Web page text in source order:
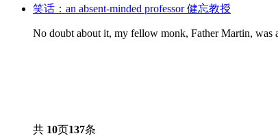
笑话：an absent-minded professor 健忘教授
No doubt about it, my fellow monk, Father Martin, was
共 10页137条